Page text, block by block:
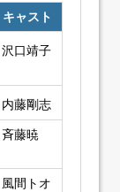
キャスト
沢口靖子
内藤剛志
斉藤暁
風間トオ